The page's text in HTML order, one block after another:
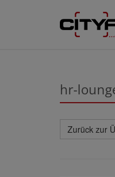
hr-
Zurück zur